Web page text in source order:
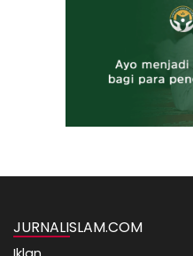
JURNALISLAM.COM